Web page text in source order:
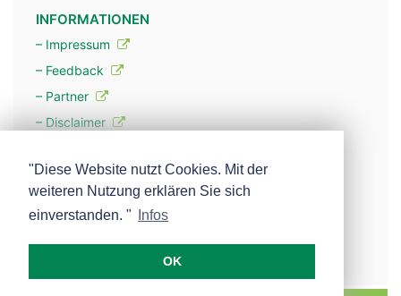
INFORMATIONEN
– Impressum
– Feedback
– Partner
– Disclaimer
– Werbung
– Mehr über unsere Experten
"Diese Website nutzt Cookies. Mit der
weiteren Nutzung erklären Sie sich
einverstanden. "
Infos
OK